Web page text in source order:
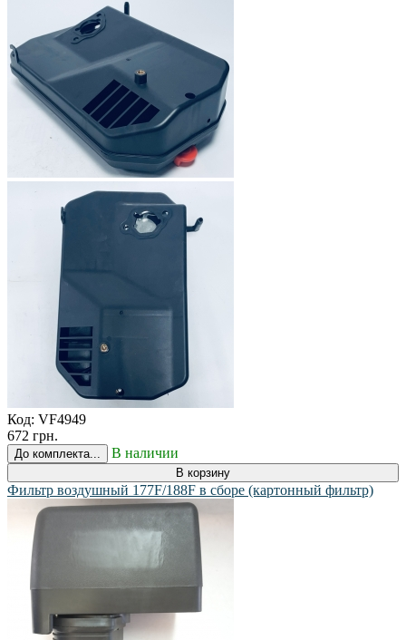
Код: VF4949
672 грн.
До комплекта... В наличии
В корзину
Фильтр воздушный 177F/188F в сборе (картонный фильтр)